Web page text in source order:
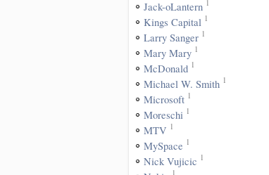
Jack-oLantern 1
Kings Capital 1
Larry Sanger 1
Mary Mary 1
McDonald 1
Michael W. Smith 1
Microsoft 1
Moreschi 1
MTV 1
MySpace 1
Nick Vujicic 1
1